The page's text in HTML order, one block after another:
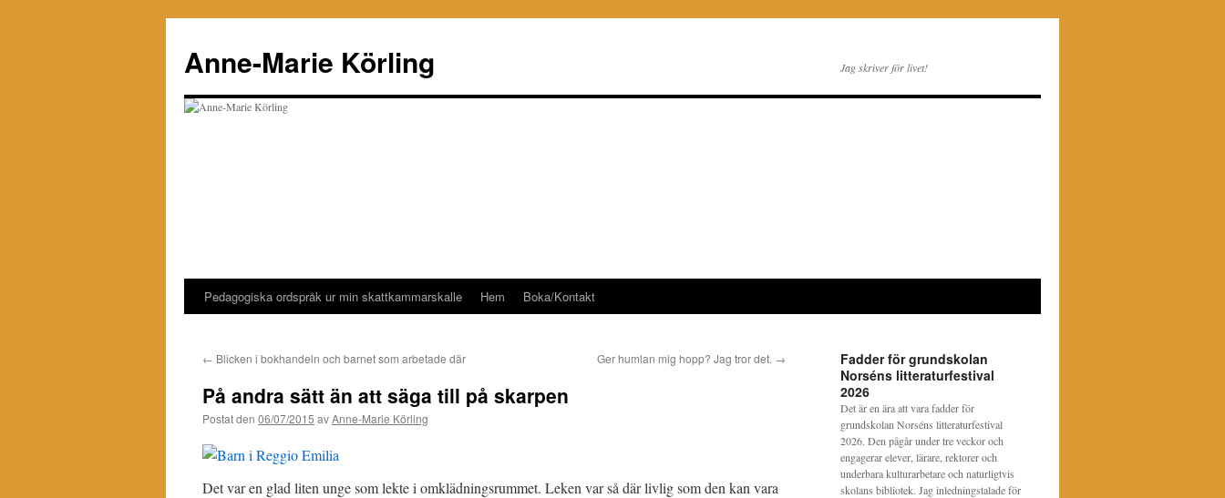
innehåll
Anne-Marie Körling Jag skriver för livet!
Pedagogiska ordspråk ur min skattkammarskalle Hem Boka/Kontakt
← Blicken i bokhandeln och barnet som arbetade där Ger humlan mig hopp? Jag tror det. →
På andra sätt än att säga till på skarpen
Postat den 06/07/2015 avAnne-Marie Körling
Det var en glad liten unge som lekte i omklädningsrummet. Leken var så där livlig som den kan vara
Fadder för grundskolan
Norséns litteraturfestival
2026
Det är en ära att vara fadder för
grundskolan Norséns litteraturfestival
2026. Den pågår under tre veckor och
engagerar elever, lärare, rektorer och
underbara kulturarbetare och naturligtvis
skolans bibliotek. Jag inledningstalade för